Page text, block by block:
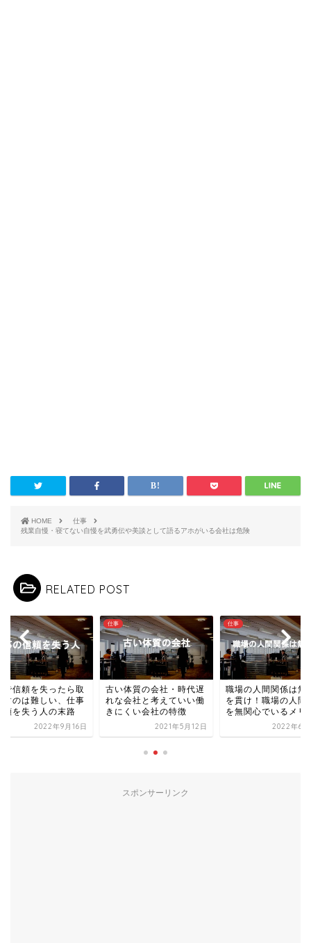
HOME
仕事
残業自慢・寝てない自慢を武勇伝や美談として語るアホがいる会社は危険
RELATED POST
で信頼を失ったら取
すのは難しい、仕事
頼を失う人の末路
2022年9月16日
仕事
古い体質の会社・時代遅
れな会社と考えていい働
きにくい会社の特徴
2021年5月12日
仕事
職場の人間関係は無
を貫け！職場の人間
を無関心でいるメリ
2022年6
スポンサーリンク